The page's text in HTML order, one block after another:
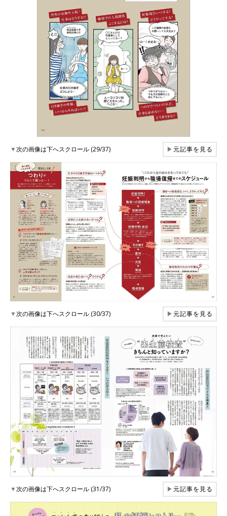
▼次の画像は下へスクロール (29/37) ▶元記事を見る
▼次の画像は下へスクロール (30/37) ▶元記事を見る
▼次の画像は下へスクロール (31/37) ▶元記事を見る